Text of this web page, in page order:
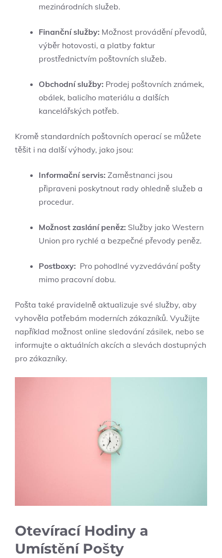
mezinárodních služeb.
Finanční ⁤služby: Možnost‍ provádění převodů,
výběr ‍hotovosti, ⁤a ⁣platby faktur
prostřednictvím poštovních služeb.
Obchodní služby: Prodej poštovních známek,
obálek, balicího materiálu a dalších
‌kancelářských potřeb.
Kromě standardních⁣ poštovních operací ‌se můžete‌
těšit i na další výhody, jako ⁤jsou:
Informační servis: ⁤Zaměstnanci jsou
⁢připraveni poskytnout rady ⁣ohledně služeb a
procedur.
Možnost zaslání peněz: Služby jako‍ Western
Union pro rychlé‌ a bezpečné převody peněz.
Postboxy: ​ Pro⁤ pohodlné vyzvedávání pošty
mimo pracovní dobu.
Pošta také pravidelně aktualizuje své služby, aby
vyhověla potřebám moderních zákazníků.⁢ Využijte
‍například ‍možnost ‍online sledování zásilek, nebo se⁢
informujte‍ o aktuálních‌ akcích a slevách dostupných
pro zákazníky.
Otevírací⁣ Hodiny‍ a
⁣Umístění Pošty